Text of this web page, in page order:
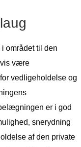
området til den
være
vedligeholdelse og
er i god
snerydning
af den private